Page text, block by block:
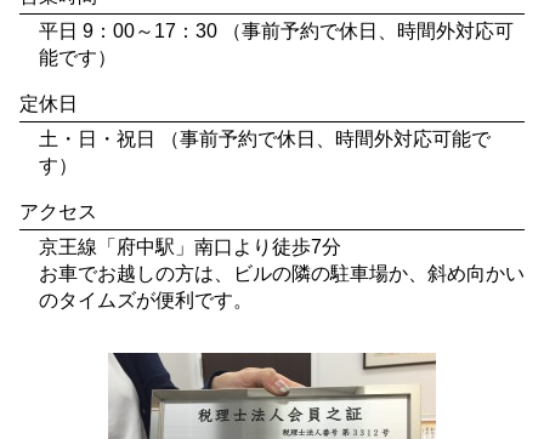
平日 9：00～17：30 （事前予約で休日、時間外対応可
能です）
定休日
土・日・祝日 （事前予約で休日、時間外対応可能で
す）
アクセス
京王線「府中駅」南口より徒歩7分
お車でお越しの方は、ビルの隣の駐車場か、斜め向かい
のタイムズが便利です。